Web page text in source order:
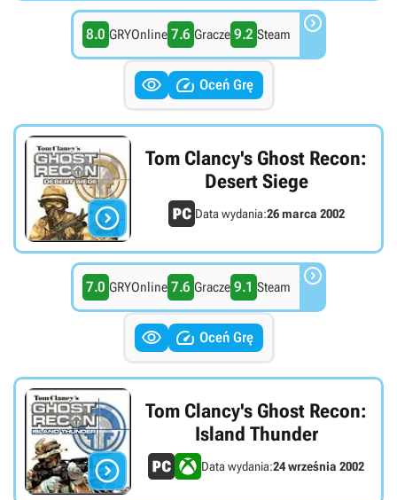
8.0 GRYOnline 7.6 Gracze 9.2 Steam 
  Oceń Grę

Tom Clancy's Ghost Recon:
Desert Siege
Data wydania:26 marca 2002
7.0 GRYOnline 7.6 Gracze 9.1 Steam 
  Oceń Grę

Tom Clancy's Ghost Recon:
Island Thunder
Data wydania:24 września 2002